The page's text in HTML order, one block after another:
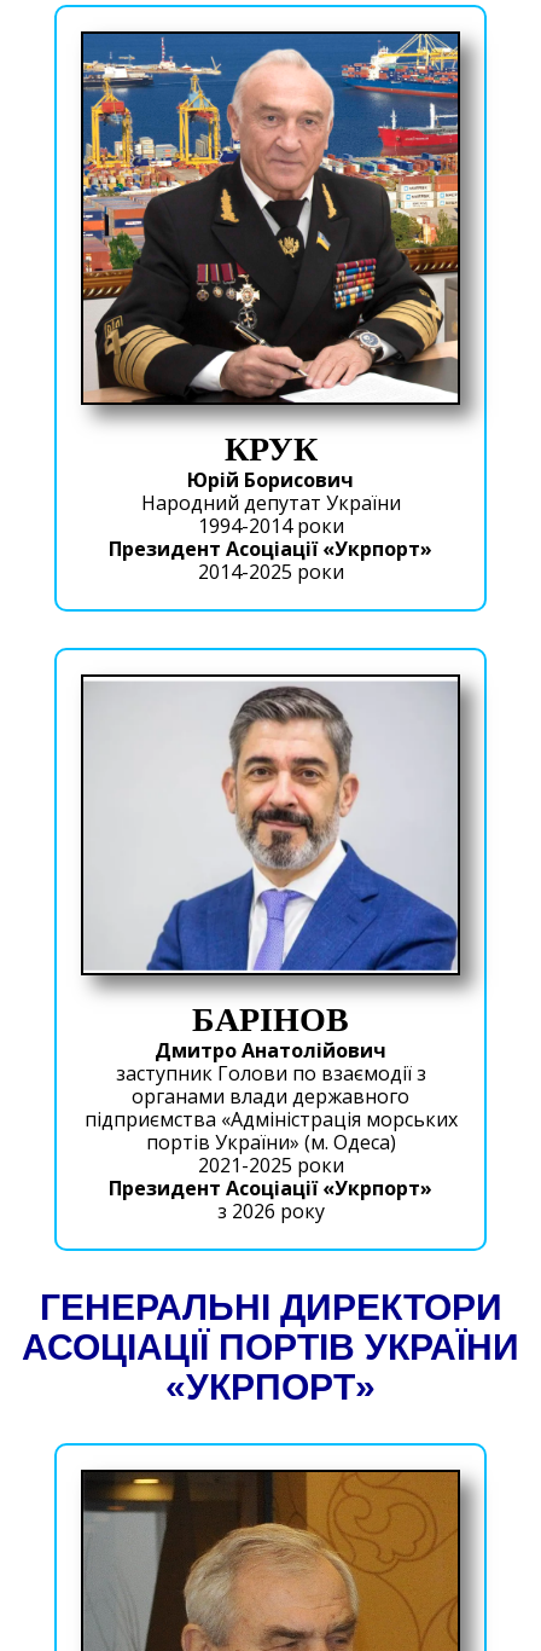
КРУК
Юрій Борисович
Народний депутат України
1994-2014 роки
Президент Асоціації «Укрпорт»
2014-2025 роки
БАРІНОВ
Дмитро Анатолійович
заступник Голови по взаємодії з
органами влади державного
підприємства «Адміністрація морських
портів України» (м. Одеса)
2021-2025 роки
Президент Асоціації «Укрпорт»
з 2026 року
ГЕНЕРАЛЬНІ ДИРЕКТОРИ
АСОЦІАЦІЇ ПОРТІВ УКРАЇНИ
«УКРПОРТ»